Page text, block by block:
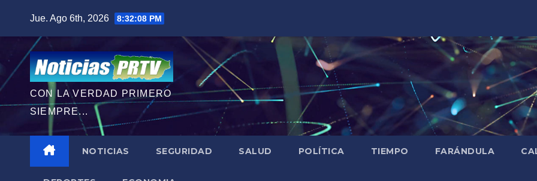
contenido
Jue. Ago 6th, 2026 8:32:10 PM
CON LA VERDAD PRIMERO
SIEMPRE...
NOTICIAS SEGURIDAD SALUD POLÍTICA TIEMPO FARÁNDULA